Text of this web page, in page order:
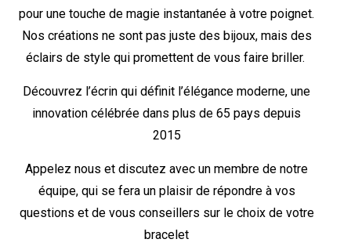
pour une touche de magie instantanée à votre poignet.
Nos créations ne sont pas juste des bijoux, mais des
éclairs de style qui promettent de vous faire briller.
Découvrez l’écrin qui définit l’élégance moderne, une
innovation célébrée dans plus de 65 pays depuis
2015
Appelez nous et discutez avec un membre de notre
équipe, qui se fera un plaisir de répondre à vos
questions et de vous conseillers sur le choix de votre
bracelet